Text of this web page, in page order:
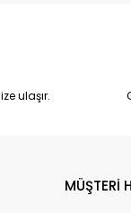
ulaşır.
MÜŞTERİ